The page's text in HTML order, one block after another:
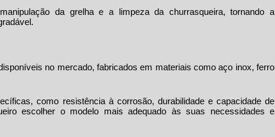
da grelha e a limpeza da churrasqueira, tornando a
no mercado, fabricados em materiais como aço inox, ferro
como resistência à corrosão, durabilidade e capacidade de
escolher o modelo mais adequado às suas necessidades e